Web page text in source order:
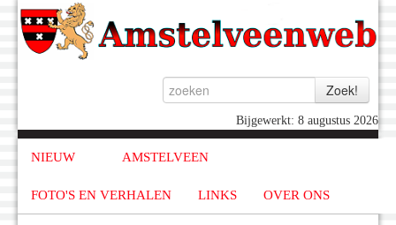
Bijgewerkt: 8 augustus 2026
NIEUW AMSTELVEEN
FOTO'S EN VERHALEN LINKS OVER ONS